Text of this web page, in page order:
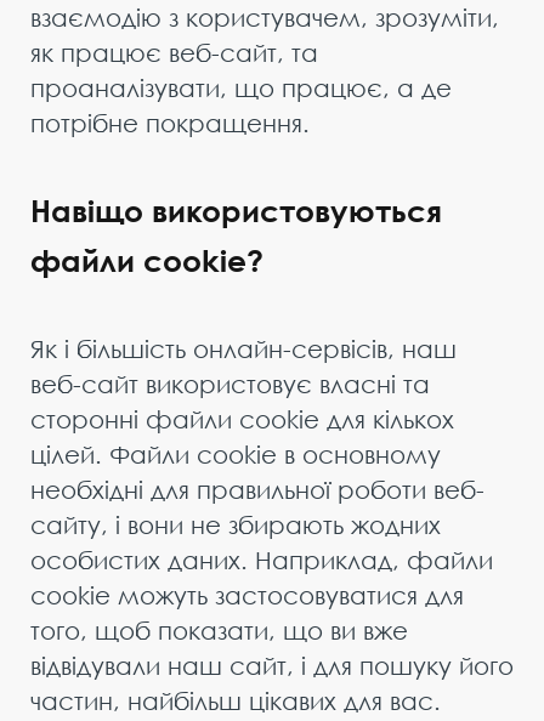
взаємодію з користувачем, зрозуміти,
як працює веб-сайт, та
проаналізувати, що працює, а де
потрібне покращення.
Навіщо використовуються
файли cookie?
Як і більшість онлайн-сервісів, наш
веб-сайт використовує власні та
сторонні файли cookie для кількох
цілей. Файли cookie в основному
необхідні для правильної роботи веб-
сайту, і вони не збирають жодних
особистих даних. Наприклад, файли
cookie можуть застосовуватися для
того, щоб показати, що ви вже
відвідували наш сайт, і для пошуку його
частин, найбільш цікавих для вас.